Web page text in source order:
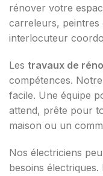
rénover votre
carreleurs, peintres
interlocuteur
Les travaux de
compétences.
facile. Une équipe
attend, prête pour
maison ou un
Nos électriciens
besoins